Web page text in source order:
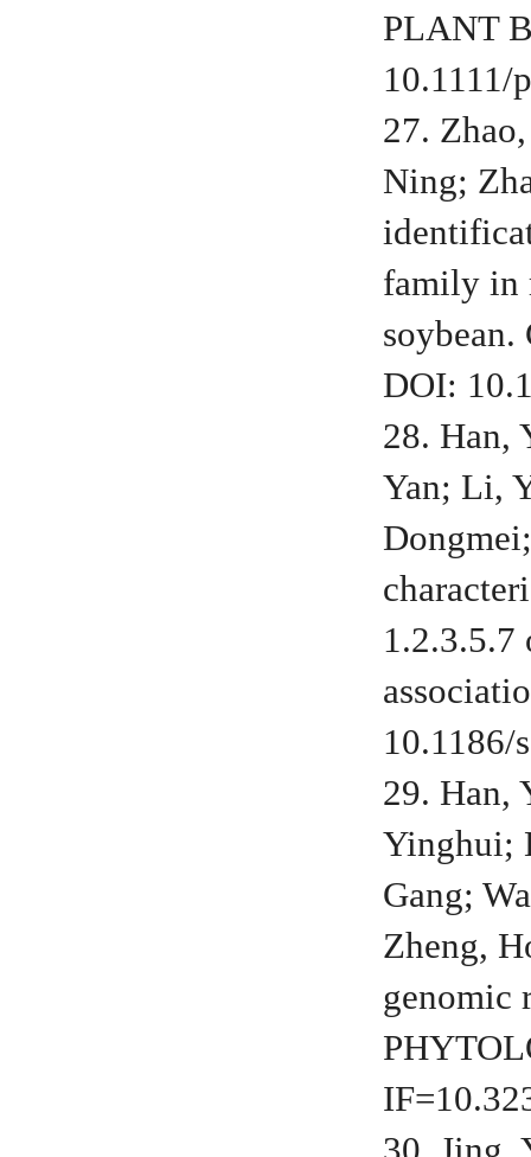
PLANT
10.1111/
27.
Ning;
family in
DOI:
28. Han,
Yan; Li,
1.2.3.5.7
10.1186/
29. Han,
Yinghui;
Gang;
Zheng,
genomic